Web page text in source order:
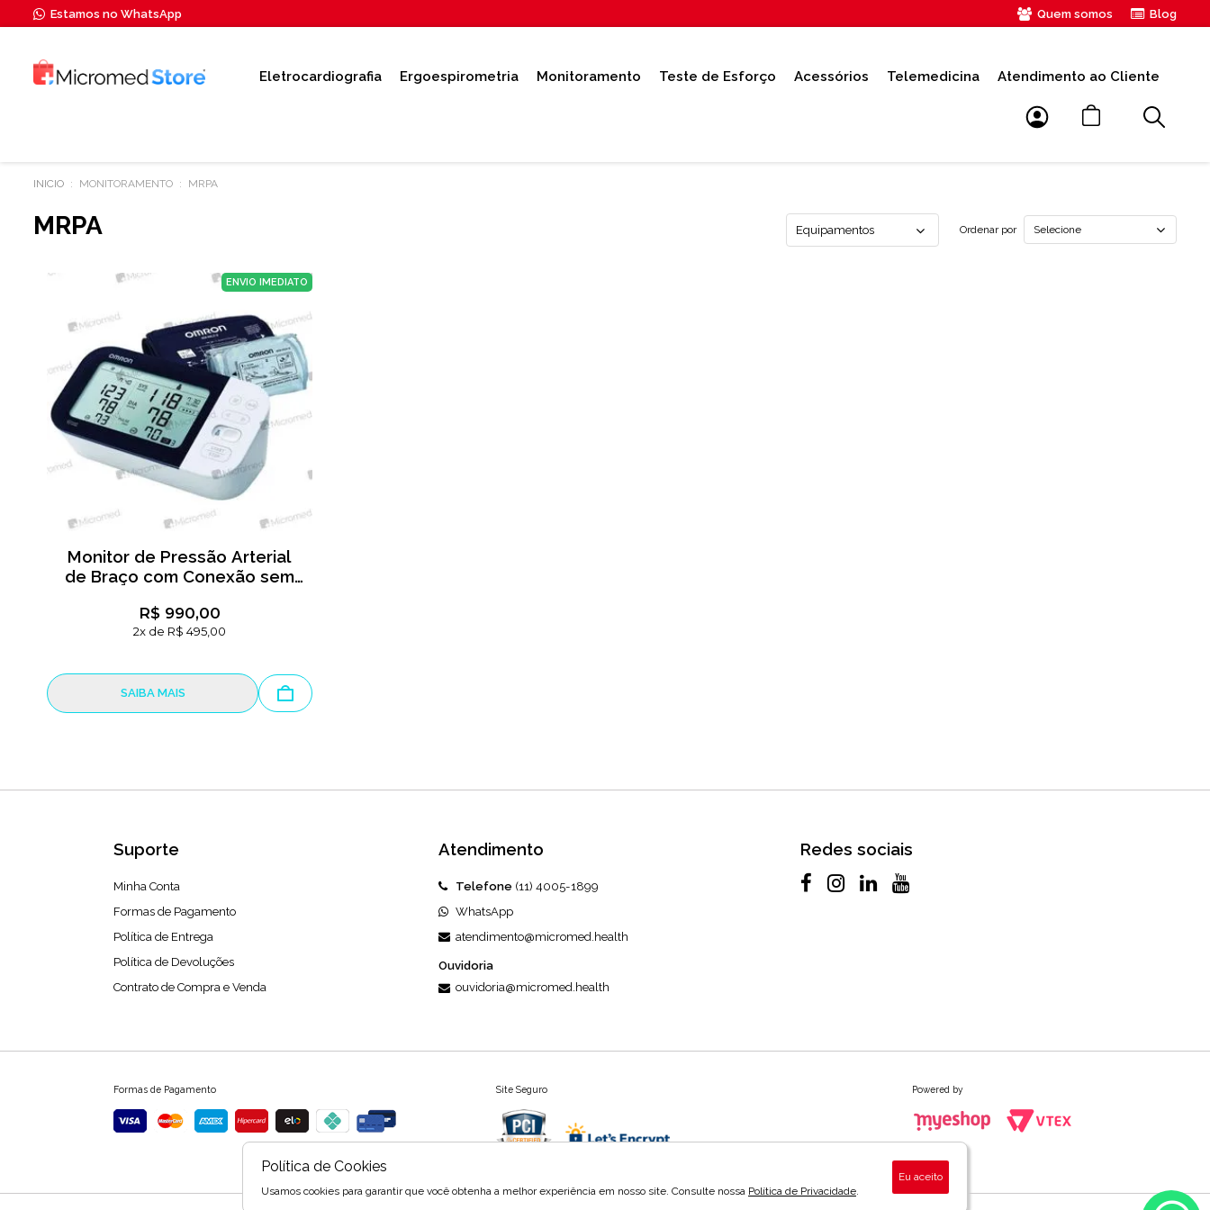
Estamos no WhatsApp Quem somos Blog
Eletrocardiografia Ergoespirometria Monitoramento Teste de Esforço Acessórios Telemedicina Atendimento ao Cliente
MONITORAMENTO MRPA
MRPA Ordenar por Selecione
Equipamentos
Monitor de Pressão Arterial
de Braço com Conexão sem
R$ 990,00
2x de R$ 495,00
SAIBA MAIS
ENVIO IMEDIATO
Suporte
Minha Conta
Formas de Pagamento
Política de Entrega
Política de Devoluções
Contrato de Compra e Venda
Atendimento
Telefone (11) 4005-1899
WhatsApp
atendimento@micromed.health
Ouvidoria
ouvidoria@micromed.health
Redes sociais
Formas de Pagamento Site Seguro Powered by
Política de Cookies
Usamos cookies para garantir que você obtenha a melhor experiência em nosso site. Consulte nossa Política de Privacidade.
Eu aceito